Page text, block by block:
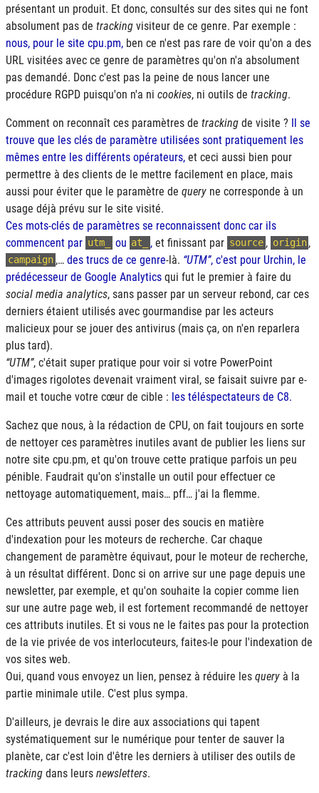
présentant un produit. Et donc, consultés sur des sites qui ne font
absolument pas de tracking visiteur de ce genre. Par exemple :
nous, pour le site cpu.pm, ben ce n'est pas rare de voir qu'on a des
URL visitées avec ce genre de paramètres qu'on n'a absolument
pas demandé. Donc c'est pas la peine de nous lancer une
procédure RGPD puisqu'on n'a ni cookies, ni outils de tracking.
Comment on reconnaît ces paramètres de tracking de visite ? Il se
trouve que les clés de paramètre utilisées sont pratiquement les
mêmes entre les différents opérateurs, et ceci aussi bien pour
permettre à des clients de le mettre facilement en place, mais
aussi pour éviter que le paramètre de query ne corresponde à un
usage déjà prévu sur le site visité.
Ces mots-clés de paramètres se reconnaissent donc car ils
commencent par utm_ ou at_ , et finissant par source , origin ,
campaign ,… des trucs de ce genre-là. UTM , c'est pour Urchin, le
prédécesseur de Google Analytics qui fut le premier à faire du
social media analytics, sans passer par un serveur rebond, car ces
derniers étaient utilisés avec gourmandise par les acteurs
malicieux pour se jouer des antivirus (mais ça, on n'en reparlera
plus tard).
UTM , c'était super pratique pour voir si votre PowerPoint
d'images rigolotes devenait vraiment viral, se faisait suivre par e-
mail et touche votre cœur de cible : les téléspectateurs de C8.
Sachez que nous, à la rédaction de CPU, on fait toujours en sorte
de nettoyer ces paramètres inutiles avant de publier les liens sur
notre site cpu.pm, et qu'on trouve cette pratique parfois un peu
pénible. Faudrait qu'on s'installe un outil pour effectuer ce
nettoyage automatiquement, mais… pff… j'ai la flemme.
Ces attributs peuvent aussi poser des soucis en matière
d'indexation pour les moteurs de recherche. Car chaque
changement de paramètre équivaut, pour le moteur de recherche,
à un résultat différent. Donc si on arrive sur une page depuis une
newsletter, par exemple, et qu'on souhaite la copier comme lien
sur une autre page web, il est fortement recommandé de nettoyer
ces attributs inutiles. Et si vous ne le faites pas pour la protection
de la vie privée de vos interlocuteurs, faites-le pour l'indexation de
vos sites web.
Oui, quand vous envoyez un lien, pensez à réduire les query à la
partie minimale utile. C'est plus sympa.
D'ailleurs, je devrais le dire aux associations qui tapent
systématiquement sur le numérique pour tenter de sauver la
planète, car c'est loin d'être les derniers à utiliser des outils de
tracking dans leurs newsletters.